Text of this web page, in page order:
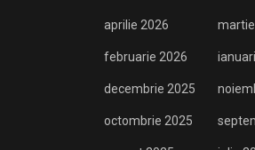
aprilie 2026
februarie 2026
decembrie 2025
octombrie 2025